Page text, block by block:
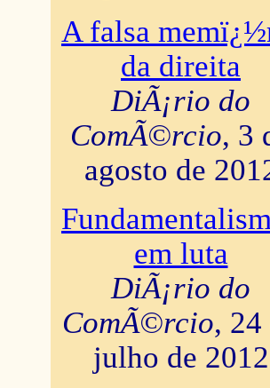
A falsa
da direita
DiÃ¡rio do
ComÃ©rcio, 3
agosto de
em luta
DiÃ¡rio do
ComÃ©rcio, 24
julho de 2012